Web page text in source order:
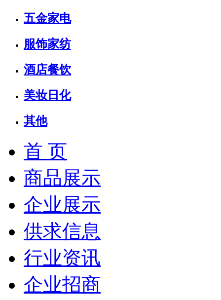
五金家电
服饰家纺
酒店餐饮
美妆日化
其他
首 页
商品展示
企业展示
供求信息
行业资讯
企业招商